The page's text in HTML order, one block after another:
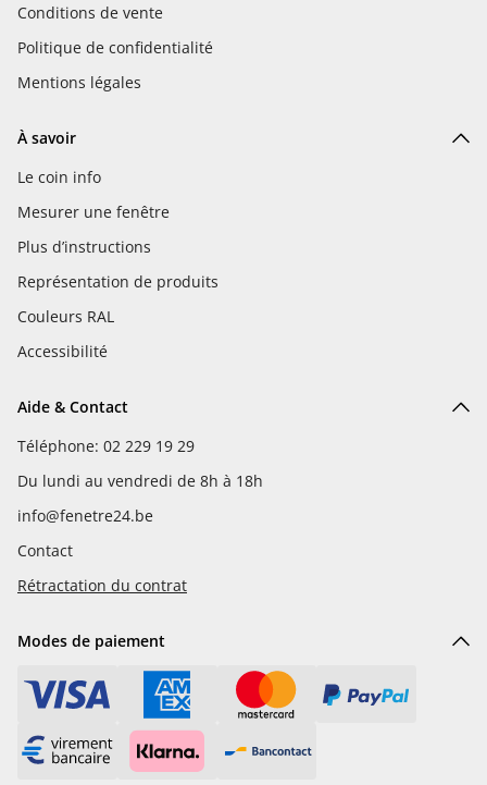
Conditions de vente
Politique de confidentialité
Mentions légales
À savoir
Le coin info
Mesurer une fenêtre
Plus d’instructions
Représentation de produits
Couleurs RAL
Accessibilité
Aide & Contact
Téléphone: 02 229 19 29
Du lundi au vendredi de 8h à 18h
info@fenetre24.be
Contact
Rétractation du contrat
Modes de paiement